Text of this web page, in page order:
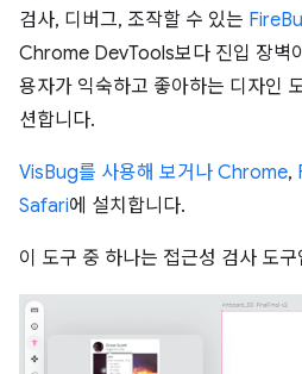
검사, 디버그, 조작할 수 있는
Chrome DevTools보다 진입 장벽
용자가 익숙하고 좋아하는 디자인
션합니다.
VisBug를 사용해 보거나 Chrome,
Safari에 설치합니다.
이 도구 중 하나는 접근성 검사 도구